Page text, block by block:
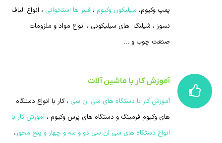
پمپ وکیوم، سیلیکون وکیوم ، فیبر ها استخوانی ، انواع الیاف
نسوز ، شیلنگ های سیلیکونی ، انواع مواد و ملزومات
صنعت چوب و …
آموزش کار با ماشین آلات
آموزش کار با دستگاه های سی ان سی ، کار با انواع دستگاه
های وکیوم فرمینگ و دستگاه های پرس وکیوم ، آموزش کار با
انواع دستگاه های سی ان سی دو و سه و چهار و پنج محور،